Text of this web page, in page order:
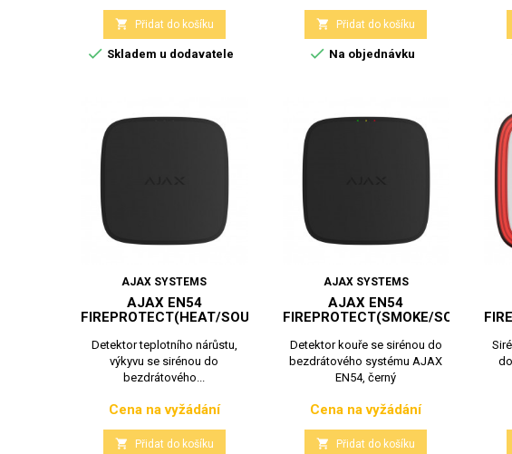
 Přidat do košíku
 Skladem u dodavatele
 Přidat do košíku
 Na objednávku
AJAX SYSTEMS
AJAX EN54
FIREPROTECT(HEAT/SOUNDER),ČERN
Detektor teplotního nárůstu,
výkyvu se sirénou do
bezdrátového...
Cena
Cena na vyžádání
 Přidat do košíku
AJAX SYSTEMS
AJAX EN54
FIREPROTECT(SMOKE/
Detektor kouře se sirénou do
bezdrátového systému AJAX
EN54, černý
Cena
Cena na vyžádání
 Přidat do košíku